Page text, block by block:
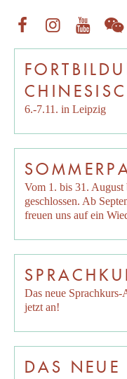
6.-7.11. in Leipzig
Vom 1. bis 31.
geschlossen. Ab
freuen uns auf ein
Das neue
jetzt an!
DAS